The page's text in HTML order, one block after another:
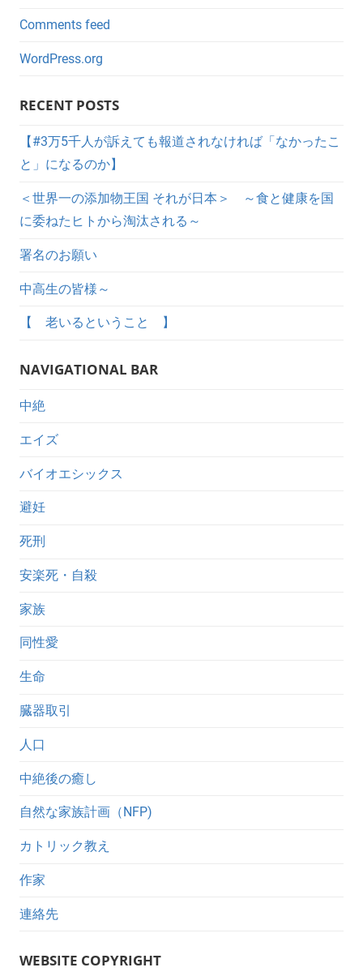
Comments feed
WordPress.org
RECENT POSTS
【#3万5千人が訴えても報道されなければ「なかったこ
と」になるのか】
＜世界一の添加物王国 それが日本＞ ～食と健康を国
に委ねたヒトから淘汰される～
署名のお願い
中高生の皆様～
【 老いるということ 】
NAVIGATIONAL BAR
中絶
エイズ
バイオエシックス
避妊
死刑
安楽死・自殺
家族
同性愛
生命
臓器取引
人口
中絶後の癒し
自然な家族計画（NFP)
カトリック教え
作家
連絡先
WEBSITE COPYRIGHT